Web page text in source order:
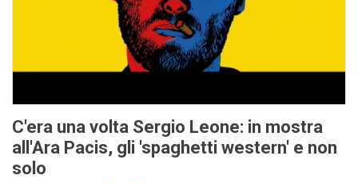
C'era una volta Sergio Leone: in mostra
all'Ara Pacis, gli 'spaghetti western' e non
solo